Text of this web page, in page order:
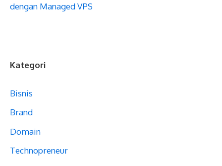
dengan Managed VPS
Kategori
Bisnis
Brand
Domain
Technopreneur